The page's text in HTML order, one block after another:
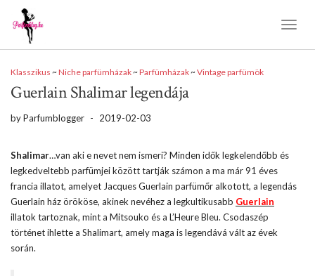
Klasszikus ~Niche parfümházak~Parfümházak~Vintage parfümök
Guerlain Shalimar legendája
byParfumblogger - 2019-02-03
Shalimar…van aki e nevet nem ismeri? Minden idők legkelendőbb és
legkedveltebb parfümjei között tartják számon a ma már 91 éves
francia illatot, amelyet Jacques Guerlain parfümőr alkotott, a legendás
Guerlain ház örököse, akinek nevéhez a legkultikusabb Guerlain
illatok tartoznak, mint a Mitsouko és a L’Heure Bleu. Csodaszép
történet ihlette a Shalimart, amely maga is legendává vált az évek
során.